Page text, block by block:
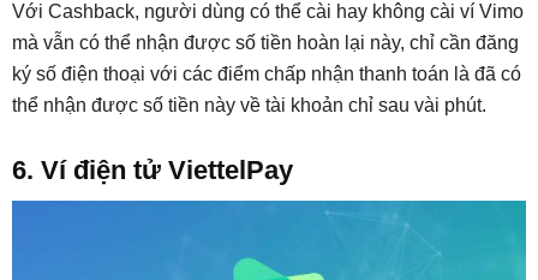
Với Cashback, người dùng có thể cài hay không cài ví Vimo
mà vẫn có thể nhận được số tiền hoàn lại này, chỉ cần đăng
ký số điện thoại với các điểm chấp nhận thanh toán là đã có
thể nhận được số tiền này về tài khoản chỉ sau vài phút.
6. Ví điện tử ViettelPay